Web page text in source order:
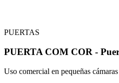
PUERTAS
PUERTA COM COR -
Uso comercial en pequeñas